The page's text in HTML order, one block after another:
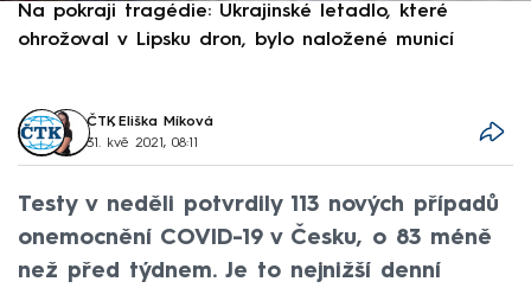
Na pokraji tragédie: Ukrajinské letadlo, které
ohrožoval v Lipsku dron, bylo naložené municí
ČTK, Eliška Míková
31. kvě 2021, 08:11
Testy v neděli potvrdily 113 nových případů
onemocnění COVID-19 v Česku, o 83 méně
než před týdnem. Je to nejnižší denní